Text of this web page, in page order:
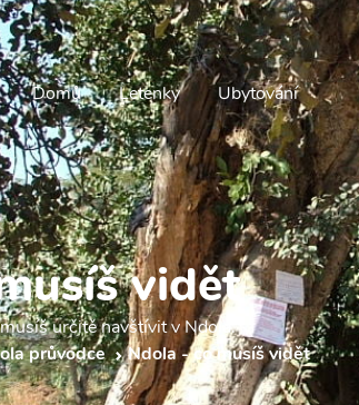
Domů Letenky Ubytování
vidět
určitě navštívit v Ndola.
průvodce Ndola - co musíš vidět